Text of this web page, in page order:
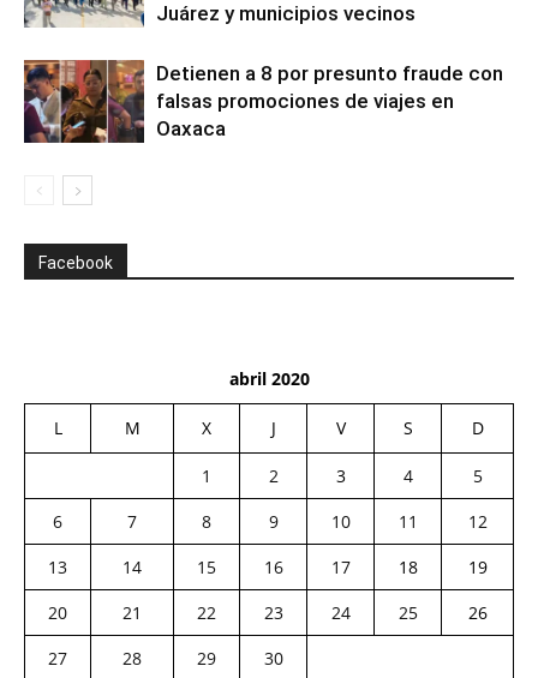
Juárez y municipios vecinos
Detienen a 8 por presunto fraude con
falsas promociones de viajes en
Oaxaca
Facebook
abril 2020
L M X J V S D
1 2 3 4
5
6
7 8 9 10 11
12
13
14 15 16 17 18
19
20
21 22 23 24 25
26
27
28 29
30